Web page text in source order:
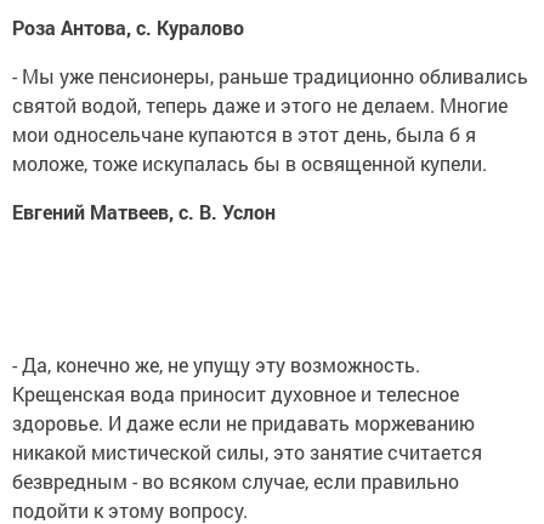
Роза Антова, с. Куралово
- Мы уже пенсионеры, раньше традиционно обливались
святой водой, теперь даже и этого не делаем. Многие
мои односельчане купаются в этот день, была б я
моложе, тоже искупалась бы в освященной купели.
Евгений Матвеев, с. В. Услон
- Да, конечно же, не упущу эту возможность.
Крещенская вода приносит духовное и телесное
здоровье. И даже если не придавать моржеванию
никакой мистической силы, это занятие считается
безвредным - во всяком случае, если правильно
подойти к этому вопросу.